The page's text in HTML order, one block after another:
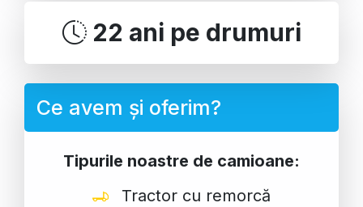
22 ani pe drumuri
Ce avem și oferim?
Tipurile noastre de camioane:
Tractor cu remorcă